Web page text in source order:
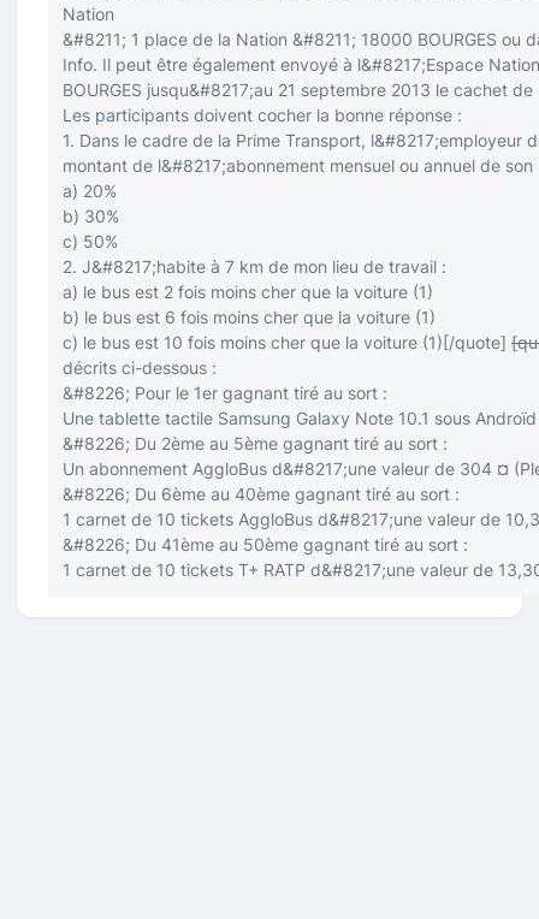
Nation
&#8211; 1 place de la Nation &#8211; 18000 BOURGES
Info. Il peut être également envoyé à l&#8217;Espace
BOURGES jusqu&#8217;au 21 septembre 2013 le cachet
Les participants doivent cocher la bonne réponse :
1. Dans le cadre de la Prime Transport, l&#8217;employeur
montant de l&#8217;abonnement mensuel ou annuel de
a) 20%
b) 30%
c) 50%
2. J&#8217;habite à 7 km de mon lieu de travail :
a) le bus est 2 fois moins cher que la voiture (1)
b) le bus est 6 fois moins cher que la voiture (1)
c) le bus est 10 fois moins cher que la voiture (1)[/quote]
décrits ci-dessous :
&#8226; Pour le 1er gagnant tiré au sort :
Une tablette tactile Samsung Galaxy Note 10.1 sous
&#8226; Du 2ème au 5ème gagnant tiré au sort :
Un abonnement AggloBus d&#8217;une valeur de 304 ¤
&#8226; Du 6ème au 40ème gagnant tiré au sort :
1 carnet de 10 tickets AggloBus d&#8217;une valeur de
&#8226; Du 41ème au 50ème gagnant tiré au sort :
1 carnet de 10 tickets T+ RATP d&#8217;une valeur de